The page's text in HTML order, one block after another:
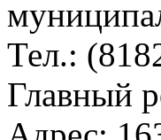
Тел.:
Главный